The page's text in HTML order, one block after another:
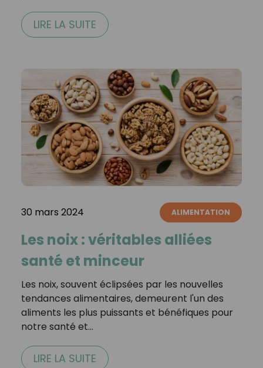
LIRE LA SUITE
30 mars 2024 ALIMENTATION
Les noix : véritables alliées
santé et minceur
Les noix, souvent éclipsées par les nouvelles
tendances alimentaires, demeurent l'un des
aliments les plus puissants et bénéfiques pour
notre santé et…
LIRE LA SUITE